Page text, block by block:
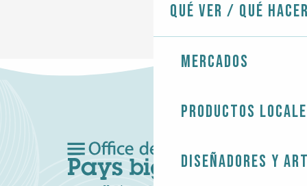
Qué ver / Qué
Mercados
Productos
Diseñadores y